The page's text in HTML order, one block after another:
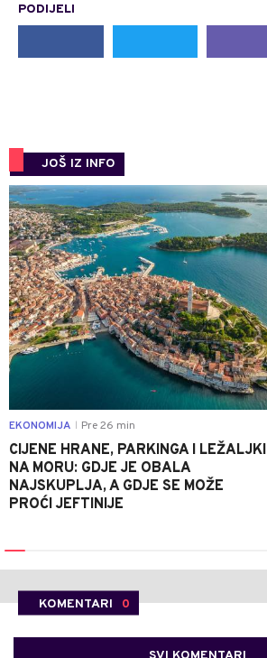
PODIJELI
JOŠ IZ INFO
EKONOMIJA Pre 26 min
CIJENE HRANE, PARKINGA I LEŽALJKI
NA MORU: GDJE JE OBALA
NAJSKUPLJA, A GDJE SE MOŽE
PROĆI JEFTINIJE
KOMENTARI 0